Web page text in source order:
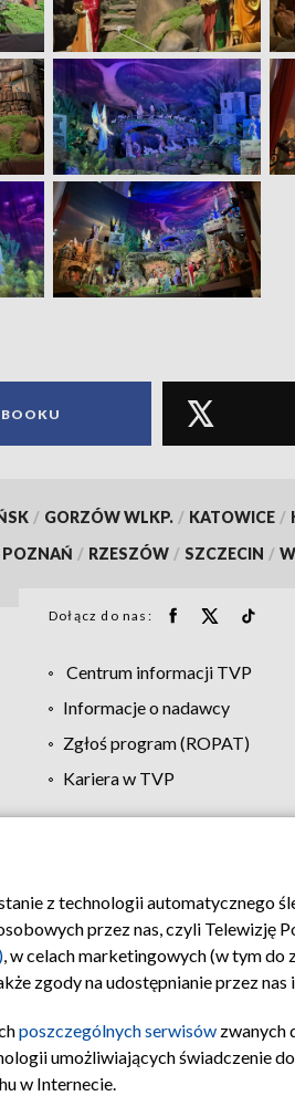
/ GORZÓW WLKP. / KATOWICE /
POZNAŃ / RZESZÓW / SZCZECIN /
Dołącz do nas:
Centrum informacji TVP
Informacje o nadawcy
Zgłoś program (ROPAT)
Kariera w TVP
Moje zgody Pomoc
z technologii automatycznego
przez nas, czyli Telewizję
, w celach marketingowych (w tym
zgody na udostępnianie przez
poszczególnych serwisów zwanych
umożliwiających świadczenie
w Internecie.